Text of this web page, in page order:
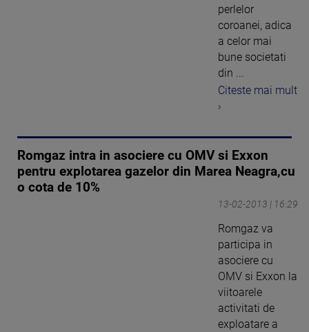
perlelor
coroanei, adica
a celor mai
bune societati
din ...
Citeste mai mult
›
Romgaz intra in asociere cu OMV si Exxon
pentru explotarea gazelor din Marea Neagra,cu
o cota de 10%
13-02-2013 | 16:29
Romgaz va
participa in
asociere cu
OMV si Exxon la
viitoarele
activitati de
exploatare a